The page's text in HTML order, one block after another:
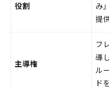
役割
み
提
主導権
フ
導
ル
ド